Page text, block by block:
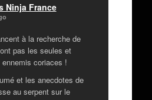
Ninja France
à la recherche de
pas les seules et
coriaces !
et les anecdotes de
au serpent sur le